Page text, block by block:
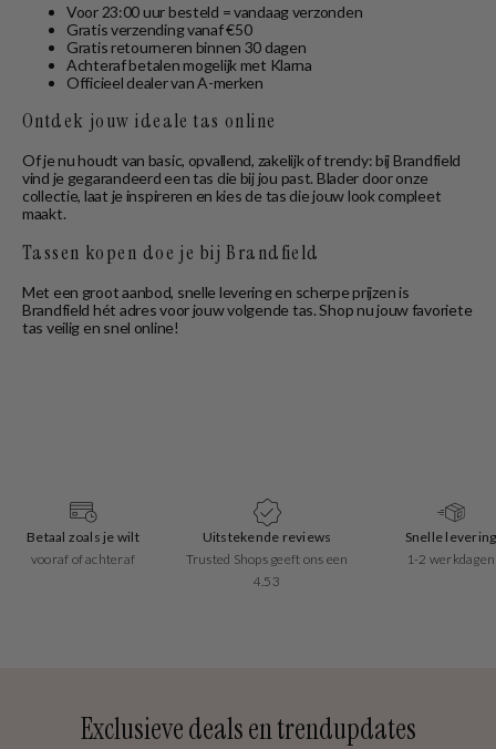
Voor 23:00 uur besteld = vandaag verzonden
Gratis verzending vanaf €50
Gratis retourneren binnen 30 dagen
Achteraf betalen mogelijk met Klarna
Officieel dealer van A-merken
Ontdek jouw ideale tas online
Of je nu houdt van basic, opvallend, zakelijk of trendy: bij Brandfield
vind je gegarandeerd een tas die bij jou past. Blader door onze
collectie, laat je inspireren en kies de tas die jouw look compleet
maakt.
Tassen kopen doe je bij Brandfield
Met een groot aanbod, snelle levering en scherpe prijzen is
Brandfield hét adres voor jouw volgende tas. Shop nu jouw favoriete
tas veilig en snel online!
Betaal zoals je wilt
vooraf of achteraf
Uitstekende reviews
Trusted Shops geeft ons een
4.53
Snelle levering
1-2 werkdagen
Exclusieve deals en trendupdates